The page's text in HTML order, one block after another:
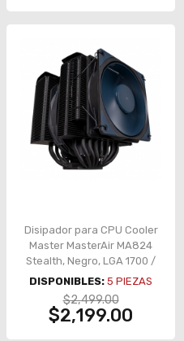
Disipador para CPU Cooler
Master MasterAir MA824
Stealth, Negro, LGA 1700 /
AM5 - MAM-D8PN-318PK-R1
DISPONIBLES: 5 PIEZAS
$2,499.00
$2,199.00